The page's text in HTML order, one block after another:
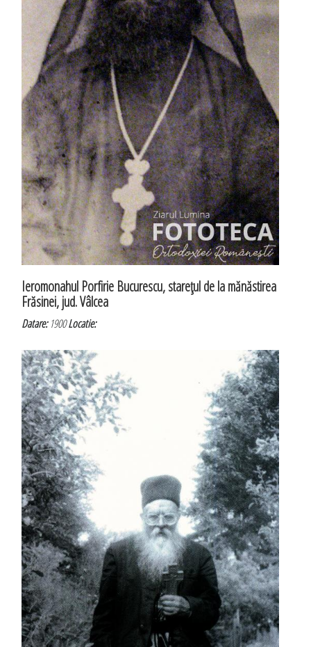
Ieromonahul Porfirie Bucurescu, stareţul de la mănăstirea
Frăsinei, jud. Vâlcea
Datare:1900Locatie: